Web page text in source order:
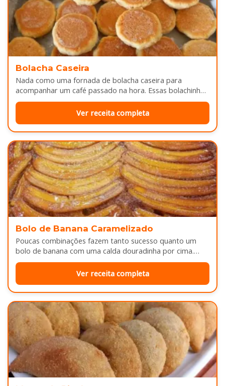
Bolacha Caseira
Nada como uma fornada de bolacha caseira para
acompanhar um café passado na hora. Essas bolachinhas
ficam levemente douradas por…
Ver receita completa
Bolo de Banana Caramelizado
Poucas combinações fazem tanto sucesso quanto um
bolo de banana com uma calda douradinha por cima.
Enquanto assa, aquele cheirinho…
Ver receita completa